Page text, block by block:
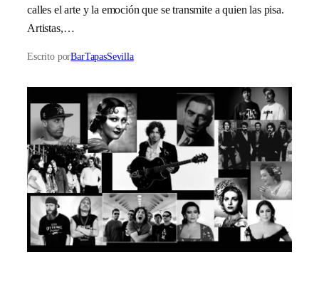
calles el arte y la emoción que se transmite a quien las pisa.
Artistas,…
Escrito porBarTapasSevilla